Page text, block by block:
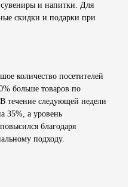
сувениры и напитки. Для
скидки и подарки при
количество посетителей
больше товаров по
течение следующей недели
35%, а уровень
благодаря
подходу.